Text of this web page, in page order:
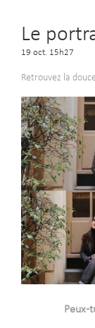
Le
19 oct. 15h27
Retrouvez la
Peux-